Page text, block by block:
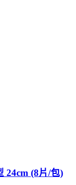
24cm (8片/包)